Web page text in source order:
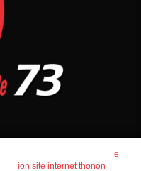
Référencement Google
création site internet thonon